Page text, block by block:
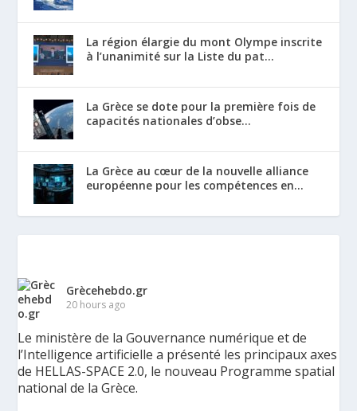
La région élargie du mont Olympe inscrite
à l’unanimité sur la Liste du pat...
La Grèce se dote pour la première fois de
capacités nationales d’obse...
La Grèce au cœur de la nouvelle alliance
européenne pour les compétences en...
Grècehebdo.gr
20 hours ago
Le ministère de la Gouvernance numérique et de
l’Intelligence artificielle a présenté les principaux axes
de HELLAS-SPACE 2.0, le nouveau Programme spatial
national de la Grèce.